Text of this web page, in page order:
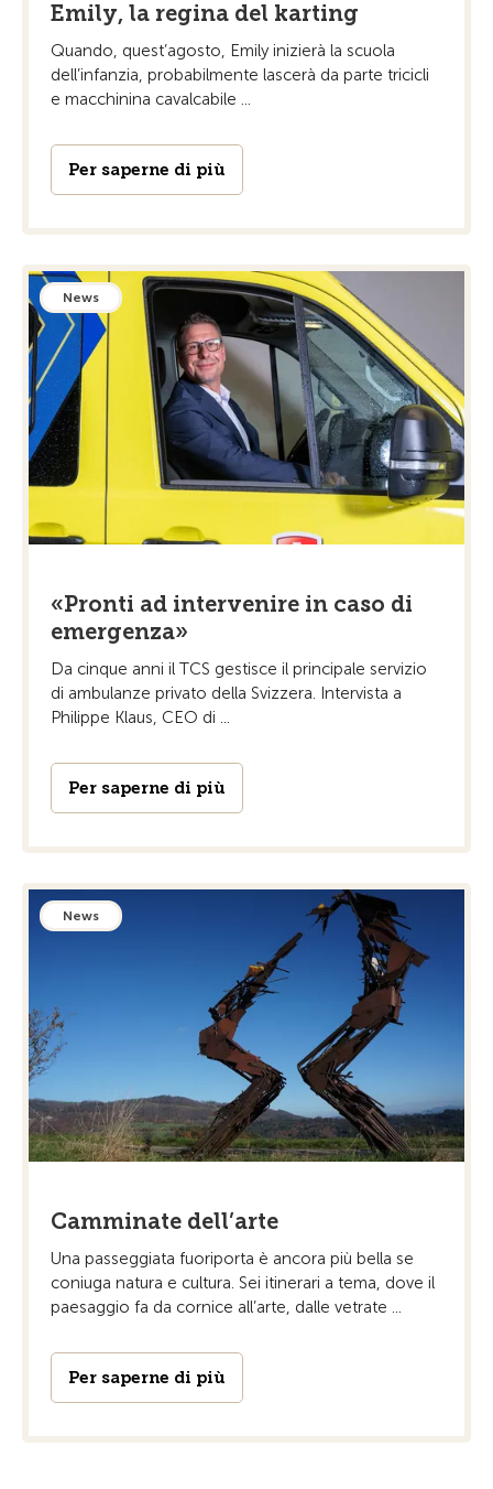
Emily, la regina del karting
Quando, quest’agosto, Emily inizierà la scuola
dell’infanzia, probabilmente lascerà da parte tricicli
e macchinina cavalcabile ...
Per saperne di più
News
«Pronti ad intervenire in caso di
emergenza»
Da cinque anni il TCS gestisce il principale servizio
di ambulanze privato della Svizzera. Intervista a
Philippe Klaus, CEO di ...
Per saperne di più
News
Camminate dell’arte
Una passeggiata fuoriporta è ancora più bella se
coniuga natura e cultura. Sei itinerari a tema, dove il
paesaggio fa da cornice all’arte, dalle vetrate ...
Per saperne di più